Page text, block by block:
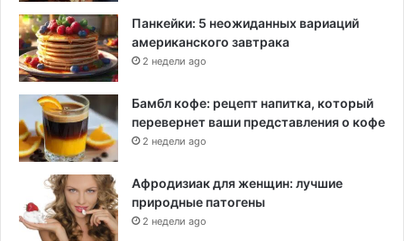
Панкейки: 5 неожиданных вариаций
американского завтрака
2 недели ago
Бамбл кофе: рецепт напитка, который
перевернет ваши представления о кофе
2 недели ago
Афродизиак для женщин: лучшие
природные патогены
2 недели ago